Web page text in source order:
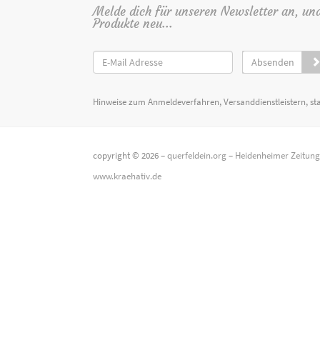
Melde dich für unseren Newsletter an,
Produkte neu...
Absenden
Hinweise zum Anmeldeverfahren, Versanddienstleistern,
copyright © 2026 –querfeldein.org– Heidenheimer
www.kraehativ.de